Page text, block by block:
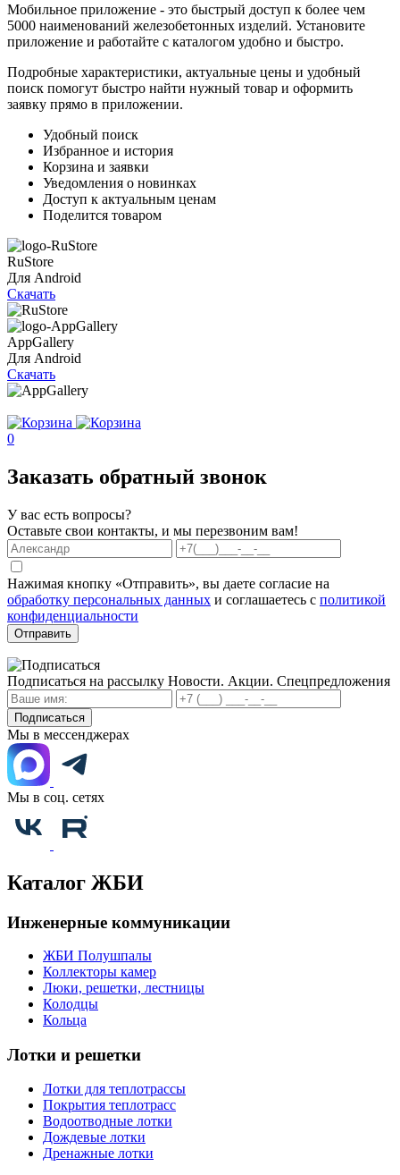
Мобильное приложение - это быстрый доступ к более чем
5000 наименований железобетонных изделий. Установите
приложение и работайте с каталогом удобно и быстро.
Подробные характеристики, актуальные цены и удобный
поиск помогут быстро найти нужный товар и оформить
заявку прямо в приложении.
Удобный поиск
Избранное и история
Корзина и заявки
Уведомления о новинках
Доступ к актуальным ценам
Поделится товаром
RuStore
Для Android
Скачать
AppGallery
Для Android
Скачать
0
Заказать обратный звонок
У вас есть вопросы?
Оставьте свои контакты, и мы перезвоним вам!
Нажимая кнопку «Отправить», вы даете согласие на
обработку персональных данных и соглашаетесь с политикой
конфиденциальности
Отправить
Подписаться на рассылку Новости. Акции. Спецпредложения
Подписаться
Мы в мессенджерах
Мы в соц. сетях
Каталог ЖБИ
Инженерные коммуникации
ЖБИ Полушпалы
Коллекторы камер
Люки, решетки, лестницы
Колодцы
Кольца
Лотки и решетки
Лотки для теплотрассы
Покрытия теплотрасс
Водоотводные лотки
Дождевые лотки
Дренажные лотки